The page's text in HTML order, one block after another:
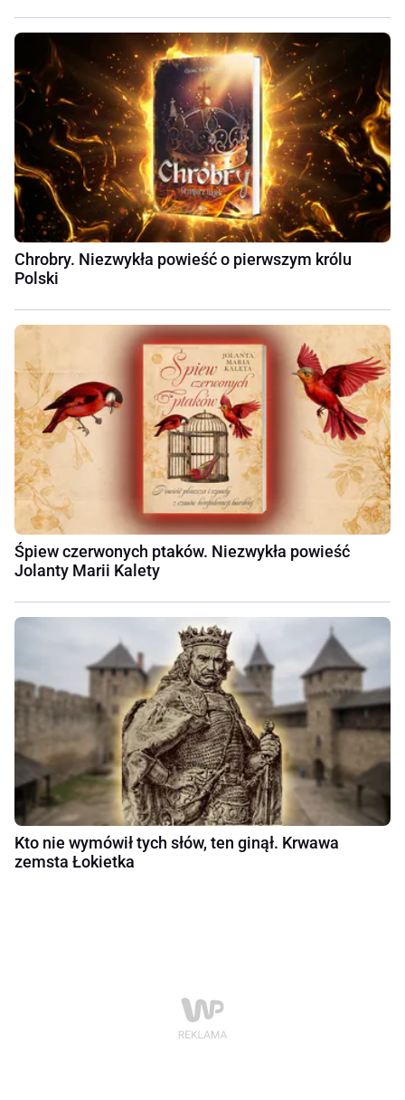
Chrobry. Niezwykła powieść o pierwszym królu
Polski
Śpiew czerwonych ptaków. Niezwykła powieść
Jolanty Marii Kalety
Kto nie wymówił tych słów, ten ginął. Krwawa
zemsta Łokietka